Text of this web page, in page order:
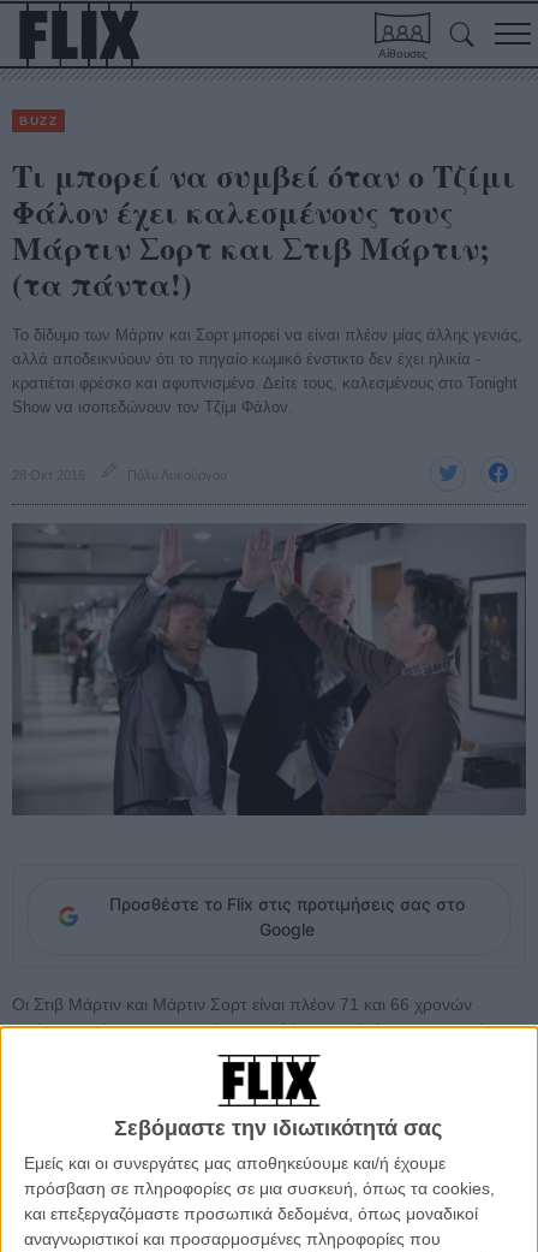
Σεβόμαστε την ιδιωτικότητά σας
Εμείς και οι συνεργάτες μας αποθηκεύουμε και/ή έχουμε
πρόσβαση σε πληροφορίες σε μια συσκευή, όπως τα cookies,
και επεξεργαζόμαστε προσωπικά δεδομένα, όπως μοναδικοί
αναγνωριστικοί και προσαρμοσμένες πληροφορίες που
Αίθουσες
BUZZ
Τι μπορεί να συμβεί όταν ο Τζίμι
Φάλον έχει καλεσμένους τους
Μάρτιν Σορτ και Στιβ Μάρτιν;
(τα πάντα!)
To δίδυμο των Μάρτιν και Σορτ μπορεί να είναι πλέον μίας άλλης γενιάς,
αλλά αποδεικνύουν ότι το πηγαίο κωμικό ένστικτο δεν έχει ηλικία -
κρατιέται φρέσκο και αφυπνισμένο. Δείτε τους, καλεσμένους στο Tonight
Show να ισοπεδώνουν τον Τζίμι Φάλον.
28 Οκτ 2016 Πόλυ Λυκούργου
Προσθέστε το Flix στις προτιμήσεις σας στο
Google
Οι Στιβ Μάρτιν και Μάρτιν Σορτ είναι πλέον 71 και 66 χρονών
αντίστοιχα, όμως το κωμικό τους ταλέντο, το timing και η χημεία
τους αποδεικνύεται ότι δεν γερνάει ούτε μέρα. Καλεσμένοι του Τζίμι
Φάλον στο «Tonight Show» διαφήμισαν τη stand up περιοδεία τους
(που ξεκινά το Φεβρουάριο του 2017) και έπαιξαν σε μία σειρά από
σκετς και παιχνίδια της εκπομπής με την ενέργεια, τον
αυτοσαρκασμό και το σουρεαλιστικό χιούμορ πιτσιρικάδων.
Διαβάστε κι αυτό:
Το AFI τιμά τον Στιβ Μάρτιν σε μια βραδιά τόσο
ξεκαρδιστική όσο του αξίζει!